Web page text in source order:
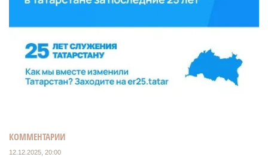
КОММЕНТАРИИ
12.12.2025, 20:00